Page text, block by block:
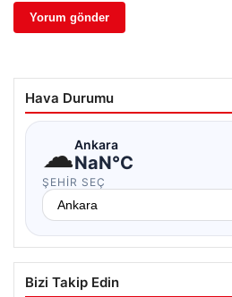
Hava Durumu
☁Ankara
NaN°C
ŞEHIR SEÇ
Bizi Takip Edin